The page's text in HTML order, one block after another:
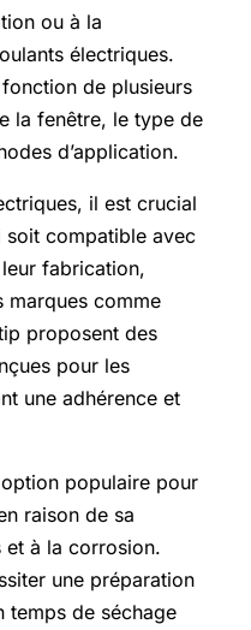
ou à la
électriques.
de plusieurs
la fenêtre, le type de
d’application.
il est crucial
soit compatible avec
fabrication,
marques comme
proposent des
pour les
une adhérence et
populaire pour
raison de sa
et à la corrosion.
une préparation
temps de séchage